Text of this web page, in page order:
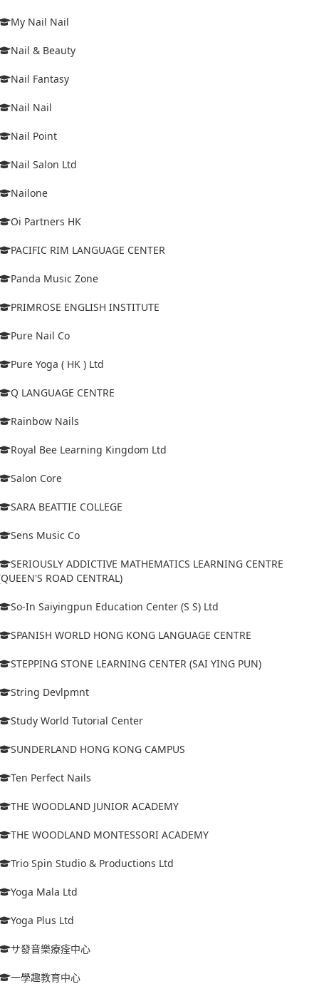
My Nail Nail
Nail & Beauty
Nail Fantasy
Nail Nail
Nail Point
Nail Salon Ltd
Nailone
Oi Partners HK
PACIFIC RIM LANGUAGE CENTER
Panda Music Zone
PRIMROSE ENGLISH INSTITUTE
Pure Nail Co
Pure Yoga ( HK ) Ltd
Q LANGUAGE CENTRE
Rainbow Nails
Royal Bee Learning Kingdom Ltd
Salon Core
SARA BEATTIE COLLEGE
Sens Music Co
SERIOUSLY ADDICTIVE MATHEMATICS LEARNING CENTRE
ROAD CENTRAL)
So-In Saiyingpun Education Center (S S) Ltd
SPANISH WORLD HONG KONG LANGUAGE CENTRE
STEPPING STONE LEARNING CENTER (SAI YING PUN)
String Devlpmnt
Study World Tutorial Center
SUNDERLAND HONG KONG CAMPUS
Ten Perfect Nails
THE WOODLAND JUNIOR ACADEMY
THE WOODLAND MONTESSORI ACADEMY
Trio Spin Studio & Productions Ltd
Yoga Mala Ltd
Yoga Plus Ltd
サ發音樂療痊中心
一學趣教育中心